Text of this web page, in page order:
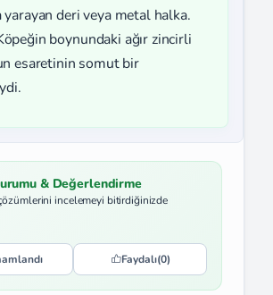
yarayan deri veya metal halka.
boynundaki ağır zincirli
esaretinin somut bir
& Değerlendirme
incelemeyi bitirdiğinizde
Faydalı(0)